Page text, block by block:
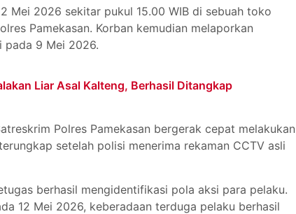
Mei 2026 sekitar pukul 15.00 WIB di sebuah toko
Pamekasan. Korban kemudian melaporkan
pada 9 Mei 2026.
Liar Asal Kalteng, Berhasil Ditangkap
Polres Pamekasan bergerak cepat melakukan
setelah polisi menerima rekaman CCTV asli
berhasil mengidentifikasi pola aksi para pelaku.
12 Mei 2026, keberadaan terduga pelaku berhasil